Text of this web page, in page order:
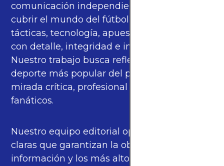
comunicación independiente, orgulloso de
cubrir el mundo del fútbol —partidos,
tácticas, tecnología, apuestas y cultura—
con detalle, integridad e imparcialidad.
Nuestro trabajo busca reflejar la pasión del
deporte más popular del planeta con una
mirada crítica, profesional y cercana a los
fanáticos.
Nuestro equipo editorial opera bajo pautas
claras que garantizan la objetividad de la
información y los más altos estándares